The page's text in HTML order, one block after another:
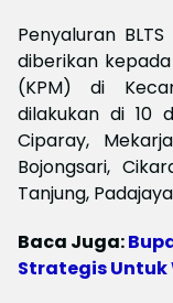
Penyaluran
diberikan
(KPM) di
dilakukan di 10
Ciparay,
Bojongsari,
Tanjung,
Baca Juga:
Strategis